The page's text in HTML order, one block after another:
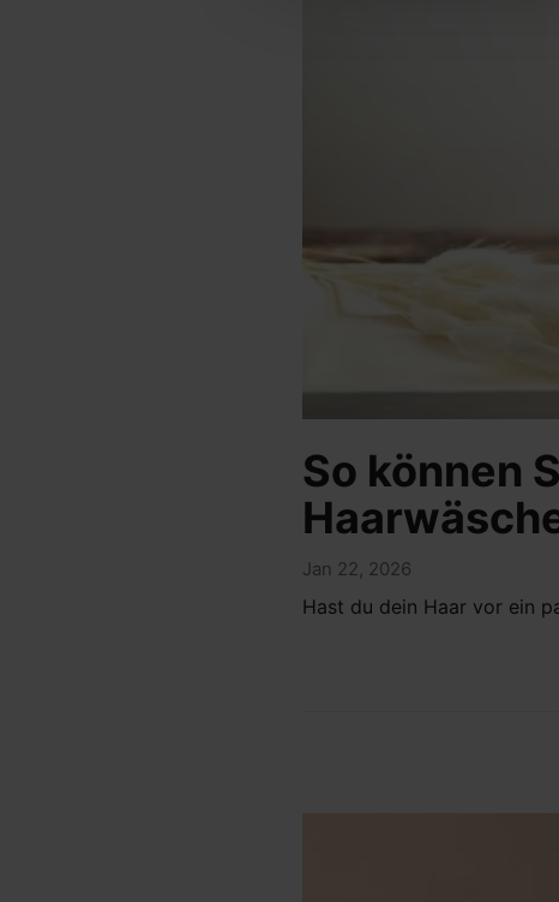
So können
Jan 22, 2026
Hast du dein Haar vor ein